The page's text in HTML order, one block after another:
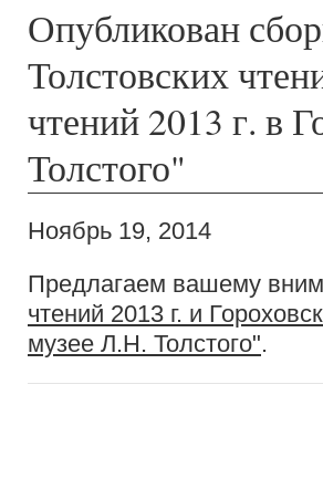
Опубликован
Толстовских
чтений 2013 г. в
Толстого"
Ноябрь 19, 2014
Предлагаем вашему
чтений 2013 г. и
музее Л.Н. Толстого".